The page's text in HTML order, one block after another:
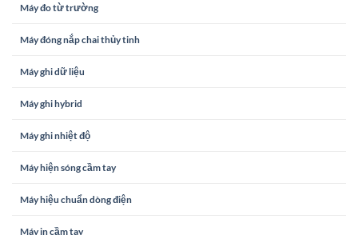
Máy đo từ trường
Máy đóng nắp chai thủy tinh
Máy ghi dữ liệu
Máy ghi hybrid
Máy ghi nhiệt độ
Máy hiện sóng cầm tay
Máy hiệu chuẩn dòng điện
Máy in cầm tay